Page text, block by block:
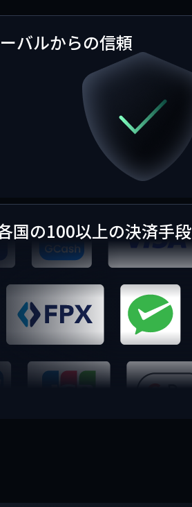
バルからの信頼
国の100以上の決済手